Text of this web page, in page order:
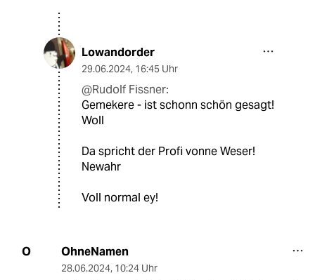
Lowandorder
29.06.2024, 16:45 Uhr
@Rudolf Fissner:
Gemekere - ist schonn schön gesagt!
Woll
Da spricht der Profi vonne Weser!
Newahr
Voll normal ey!
O OhneNamen
28.06.2024, 10:24 Uhr